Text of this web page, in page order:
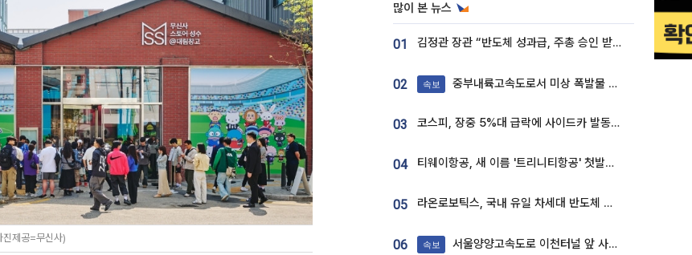
진제공=무신사)
많이 본 뉴스
01 김정관 장관 “반도체 성과급, 주총 승인 받도록”…상법·자본시장법 개정 시사
02 속보 중부내륙고속도로서 미상 폭발물 발견
03 코스피, 장중 5%대 급락에 사이드카 발동…삼성·SK 동반 폭락
04 티웨이항공, 새 이름 '트리니티항공' 첫발…SSC 전략 본격화
05 라온로보틱스, 국내 유일 차세대 반도체 공정 로봇 개발 ‘고객사 테스트 진행’
06 속보 서울양양고속도로 이천터널 앞 사고 발생